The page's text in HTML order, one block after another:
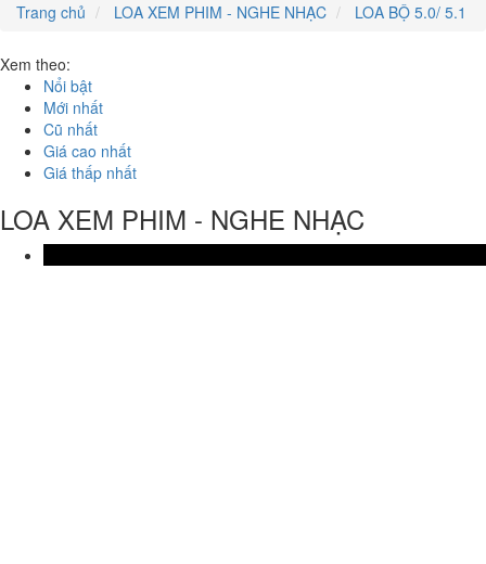
Trang chủ
LOA XEM PHIM - NGHE NHẠC LOA BỘ 5.0/ 5.1
Xem theo:
Nổi bật
Mới nhất
Cũ nhất
Giá cao nhất
Giá thấp nhất
LOA XEM PHIM - NGHE NHẠC